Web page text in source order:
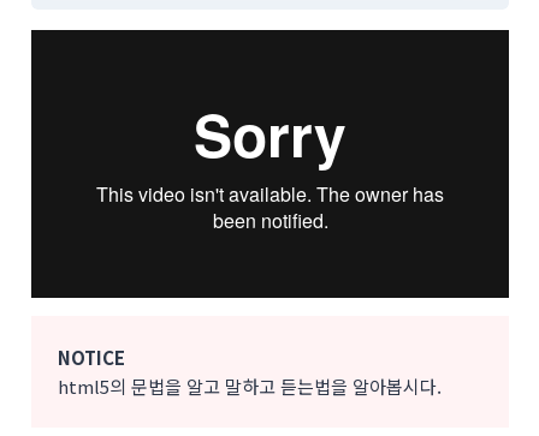
NOTICE
html5의 문법을 알고 말하고 듣는법을 알아봅시다.